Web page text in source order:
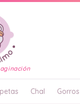
Chal Gorros